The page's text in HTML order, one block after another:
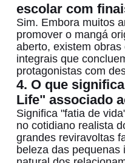
escolarcom
Sim. Embora muitos
promover o mangá
aberto, existem
integrais que
protagonistas com
4. O que
Life" associado
Significa "fatia de
no cotidiano realista
grandes reviravoltas
beleza das pequenas